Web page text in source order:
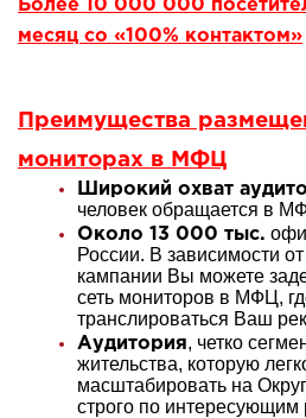
Более 10 000 000
месяц со «100% контактом»
Преимущества
мониторах в МФЦ
Широкий охват
человек обращается в
Около 13 000 тыс.
России. В зависимости
кампании Вы можете
сеть мониторов в МФЦ,
транслироваться Ваш
Аудитория, четко
жительства, которую
масштабировать на
строго по интересующим